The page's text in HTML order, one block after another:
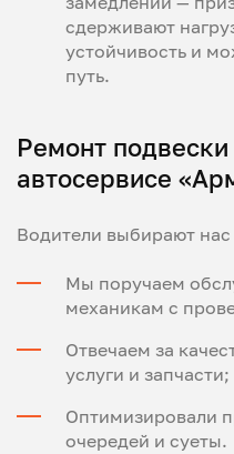
сдерживают
устойчивость и
путь.
Ремонт
автосервисе
Водители выбирают
Мы поручаем
механикам с
Отвечаем за
услуги и запчасти;
Оптимизировали
очередей и суеты.